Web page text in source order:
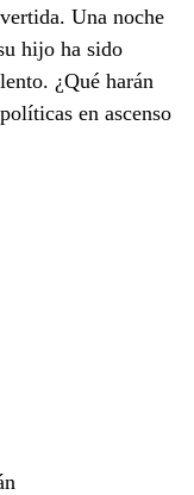
Una noche
hijo ha sido
¿Qué harán
en ascenso